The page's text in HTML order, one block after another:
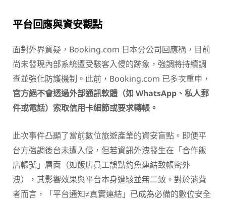
平台回應與資安觀點
面對外界質疑，Booking.com 日本分公司回應稱，目前
尚未發現內部系統遭受駭客入侵的跡象，強調將持續調
查並強化防護機制。此前，Booking.com 已多次重申，
官方絕不會透過外部通訊軟體（如 WhatsApp、私人郵
件或電話）索取信用卡細節或要求轉帳。
此次事件凸顯了當前數位旅遊產業的資安盲點。即便平
台方強調後台未遭入侵，但若資訊外洩發生在「合作飯
店帳號」層面（如飯店員工誤點釣魚連結致帳密外
洩），其影響效果與平台本身遭駭並無二致。對於消費
者而言，「平台通知≠真實連結」已成為必備的數位安全